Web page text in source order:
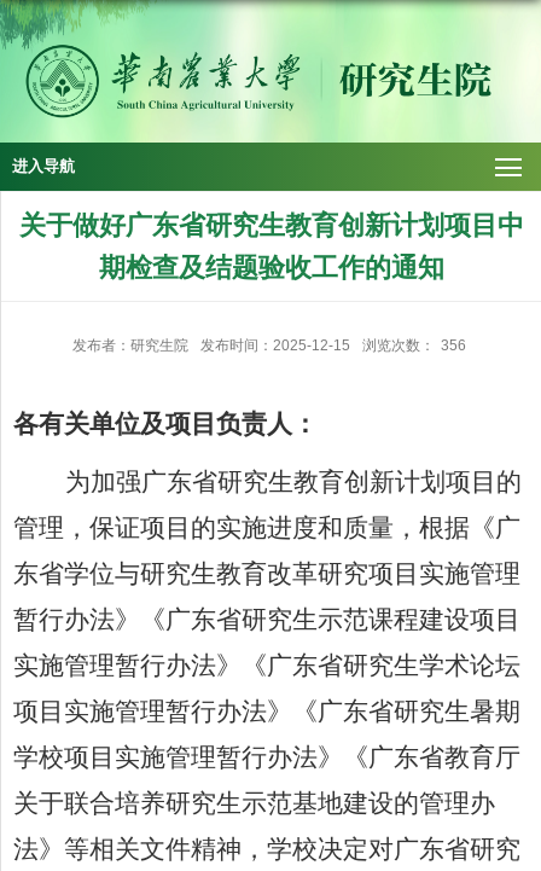
进入导航
关于做好广东省研究生教育创新计划项目中
期检查及结题验收工作的通知
发布者：研究生院 发布时间：2025-12-15 浏览次数： 356
各有关单位及项目负责人：
为加强广东省研究生教育创新计划项目的
管理，保证项目的实施进度和质量，根据《广
东省学位与研究生教育改革研究项目实施管理
暂行办法》《广东省研究生示范课程建设项目
实施管理暂行办法》《广东省研究生学术论坛
项目实施管理暂行办法》《广东省研究生暑期
学校项目实施管理暂行办法》《广东省教育厅
关于联合培养研究生示范基地建设的管理办
法》等相关文件精神，学校决定对广东省研究